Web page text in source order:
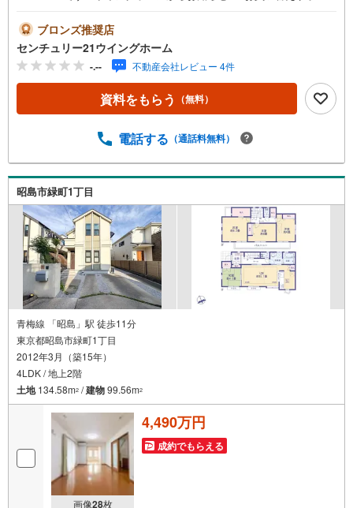
スムーズにお手伝いさせて頂きます。査定だけでもお気軽
にご相談頂ければと思います。●住宅ローン無料相談随時受
付中● 多数存在する金融機関の住宅ローン商品の中からお
客様に最適な住宅ローンをご提案させて頂きます。また、
表示されている担当者とは別の者がお伺いする場合もござ
いますので、ご了承くださいませ。ご納得いただける物件
問合せを心よりお待ち申し上げております【営業時間 9:00-
おります。ぜひお気軽にご連絡下さい！現地を見学される
場合は「室内・現地を見学する（無料）」ボタンよりご希
望の日時をご記入いただけますとスムーズにご案内が可能
です。
ブロンズ推奨店
センチュリー21ウイングホーム
-.-- 不動産会社レビュー 4件
資料をもらう （無料）
電話する （通話料無料）
昭島市緑町1丁目
青梅線 「昭島」駅 徒歩11分
東京都昭島市緑町1丁目
2012年3月（築15年）
4LDK / 地上2階
土地134.58m2 /建物99.56m2
画像28枚
4,490万円
成約でもらえる